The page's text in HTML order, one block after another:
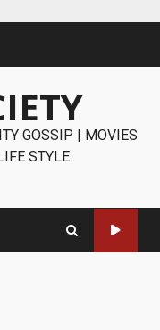
GOSSIP | MOVIES
STYLE